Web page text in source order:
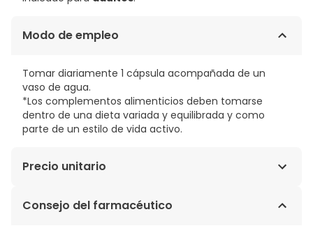
Modo de empleo
Tomar diariamente 1 cápsula acompañada de un
vaso de agua.
*Los complementos alimenticios deben tomarse
dentro de una dieta variada y equilibrada y como
parte de un estilo de vida activo.
Precio unitario
0,55€ / Cápsulas
Consejo del farmacéutico